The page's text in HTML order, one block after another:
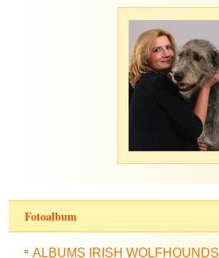
Fotoalbum
ALBUMS IRISH WOLFHOUNDS